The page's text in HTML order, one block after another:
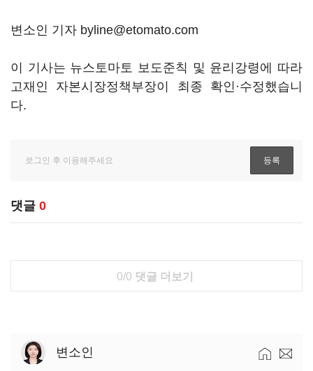
변소인 기자 byline@etomato.com
이 기사는 뉴스토마토 보도준칙 및 윤리강령에 따라
고재인 자본시장정책부장이 최종 확인·수정했습니
다.
댓글 0
0/0 댓글 더보기
변소인